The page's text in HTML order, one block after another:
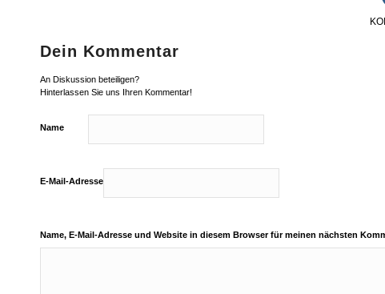
Dein Kommentar
An Diskussion beteiligen?
Hinterlassen Sie uns Ihren Kommentar!
Name
E-Mail-Adresse
Name, E-Mail-Adresse und Website in diesem Browser für meinen nächsten